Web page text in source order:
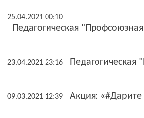
25.04.2021 00:10
Педагогическая
23.04.2021 23:16
09.03.2021 12:39 Акция: